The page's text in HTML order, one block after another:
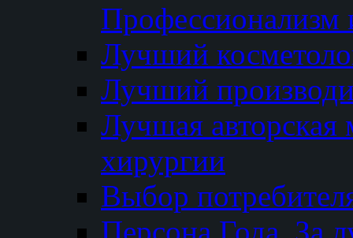
Профессионализм
Лучший
Лучший
Лучшая авторская
хирургии
Выбор
Персона Года. За